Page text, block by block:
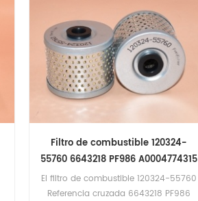
Filtro de combustible 120324-
55760 6643218 PF986 A0004774315
P550745
El filtro de combustible 120324-55760
Referencia cruzada 6643218 PF986